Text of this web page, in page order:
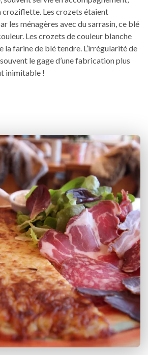
croziflette. Les crozets étaient
les ménagères avec du sarrasin, ce blé
Les crozets de couleur blanche
la farine de blé tendre. L’irrégularité de
le gage d’une fabrication plus
inimitable !